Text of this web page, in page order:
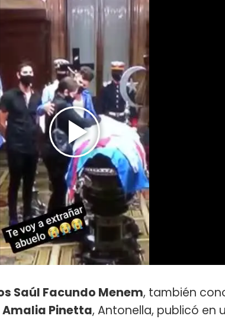
Saúl Facundo Menem, también
Amalia Pinetta, Antonella, publicó en